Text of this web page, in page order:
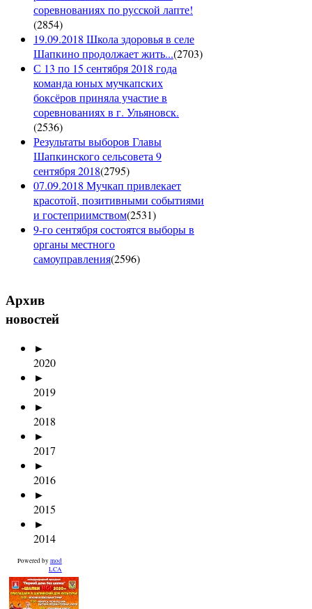
соревнованиях по русской лапте!
(2854)
19.09.2018 Школа здоровья в селе
Шапкино продолжает жить...(2703)
С 13 по 15 сентября 2018 года
команда юных мучкапских
боксёров приняла участие в
соревнованиях в г. Ульяновск.
(2536)
Результаты выборов Главы
Шапкинского сельсовета 9
сентября 2018(2795)
07.09.2018 Мучкап привлекает
красотой, позитивными событиями
и гостеприимством(2531)
9-го сентября состоятся выборы в
органы местного
самоуправления(2596)
Архив
новостей
►
2020
►
2019
►
2018
►
2017
►
2016
►
2015
►
2014
Powered by mod
LCA